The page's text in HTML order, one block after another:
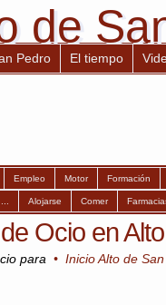
de
de
Pedro El tiempo
Empleo Motor Formación
Alojarse Comer
Ocio en
para • Inicio Alto de